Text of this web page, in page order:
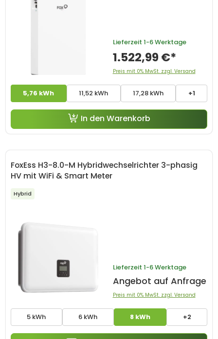
5,76 kWh 11,52 kWh 17,28 kWh +1
Lieferzeit 1-6 Werktage
1.522,99 €*
Preis mit 0% MwSt. zzgl. Versand
In den Warenkorb
FoxEss H3-8.0-M Hybridwechselrichter 3-phasig
HV mit WiFi & Smart Meter
Hybrid
5 kWh 6 kWh 8 kWh +2
Lieferzeit 1-6 Werktage
Angebot auf Anfrage
Preis mit 0% MwSt. zzgl. Versand